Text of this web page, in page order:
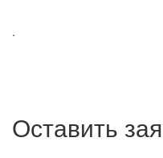
.
Оставить